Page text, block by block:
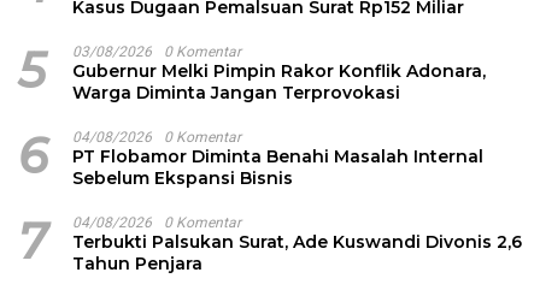
Kasus Dugaan Pemalsuan Surat Rp152 Miliar
5 03/08/2026 0 Komentar
Gubernur Melki Pimpin Rakor Konflik Adonara,
Warga Diminta Jangan Terprovokasi
6 04/08/2026 0 Komentar
PT Flobamor Diminta Benahi Masalah Internal
Sebelum Ekspansi Bisnis
7 04/08/2026 0 Komentar
Terbukti Palsukan Surat, Ade Kuswandi Divonis 2,6
Tahun Penjara